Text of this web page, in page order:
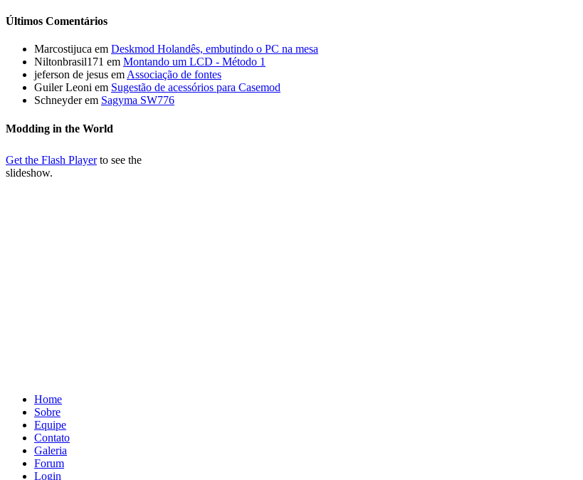
Últimos Comentários
Marcostijuca em Deskmod Holandês, embutindo o PC na mesa
Niltonbrasil171 em Montando um LCD - Método 1
jeferson de jesus em Associação de fontes
Guiler Leoni em Sugestão de acessórios para Casemod
Schneyder em Sagyma SW776
Modding in the World
Get the Flash Playerto see the
slideshow.
Home
Sobre
Equipe
Contato
Galeria
Forum
Login